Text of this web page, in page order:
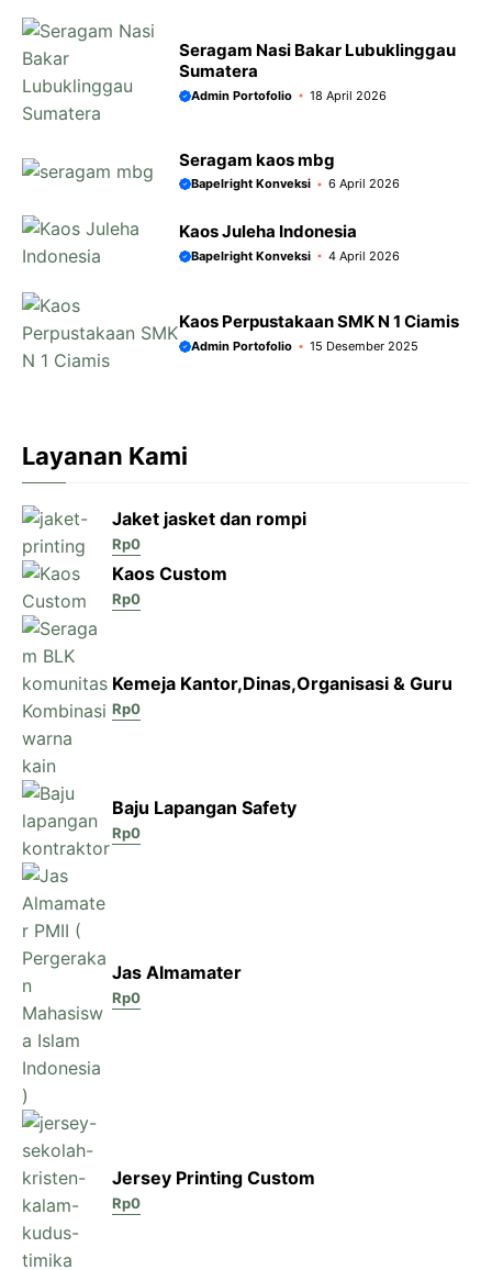
Seragam Nasi Bakar Lubuklinggau
Sumatera
Admin Portofolio 18 April 2026
Seragam kaos mbg
Bapelright Konveksi 6 April 2026
Kaos Juleha Indonesia
Bapelright Konveksi 4 April 2026
Kaos Perpustakaan SMK N 1 Ciamis
Admin Portofolio 15 Desember 2025
Layanan Kami
Jaket jasket dan rompi
Rp0
Kaos Custom
Rp0
Kemeja Kantor,Dinas,Organisasi & Guru
Rp0
Baju Lapangan Safety
Rp0
Jas Almamater
Rp0
Jersey Printing Custom
Rp0